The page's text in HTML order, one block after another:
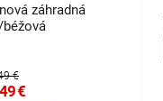
záhradná
€
€